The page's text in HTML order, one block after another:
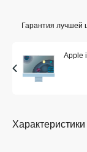
Гарантия лучшей
Apple
Характеристики